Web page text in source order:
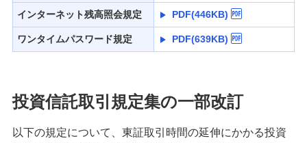
インターネット残高照会規定 PDF(446KB)
ワンタイムパスワード規定 PDF(639KB)
投資信託取引規定集の一部改訂
以下の規定について、東証取引時間の延伸にかかる投資